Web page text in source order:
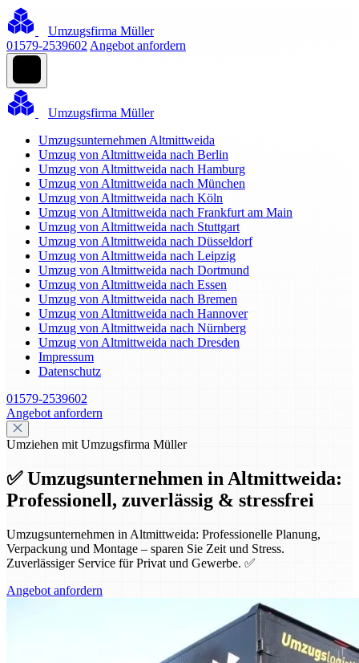
Umzugsfirma Müller
01579-2539602 Angebot anfordern
Umzugsfirma Müller
Umzugsunternehmen Altmittweida
Umzug von Altmittweida nach Berlin
Umzug von Altmittweida nach Hamburg
Umzug von Altmittweida nach München
Umzug von Altmittweida nach Köln
Umzug von Altmittweida nach Frankfurt am Main
Umzug von Altmittweida nach Stuttgart
Umzug von Altmittweida nach Düsseldorf
Umzug von Altmittweida nach Leipzig
Umzug von Altmittweida nach Dortmund
Umzug von Altmittweida nach Essen
Umzug von Altmittweida nach Bremen
Umzug von Altmittweida nach Hannover
Umzug von Altmittweida nach Nürnberg
Umzug von Altmittweida nach Dresden
Impressum
Datenschutz
01579-2539602
Angebot anfordern
Umziehen mit Umzugsfirma Müller
✅ Umzugsunternehmen in Altmittweida:
Professionell, zuverlässig & stressfrei
Umzugsunternehmen in Altmittweida: Professionelle Planung,
Verpackung und Montage – sparen Sie Zeit und Stress.
Zuverlässiger Service für Privat und Gewerbe. ✅
Angebot anfordern